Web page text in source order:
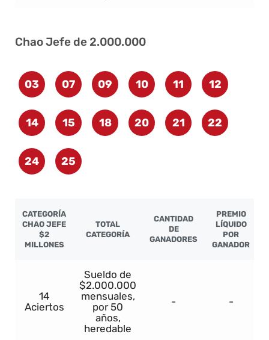
Chao Jefe de 2.000.000
03 07 09 10 11 12
14 15 18 20 21 22
24 25
CATEGORÍA
CHAO JEFE
$2
MILLONES
TOTAL
CATEGORÍA
CANTIDAD
DE
GANADORES
PREMIO
LÍQUIDO
POR
GANADOR
14
Aciertos
Sueldo de
$2.000.000
mensuales,
por 50
años,
heredable
- -